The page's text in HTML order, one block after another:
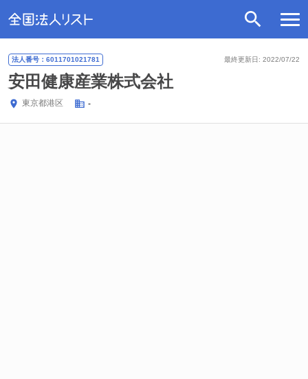
最終更新日: 2022/07/22
法人番号：6011701021781
安田健康産業株式会社
東京都港区 -